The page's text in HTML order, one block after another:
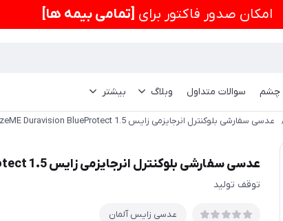
امكان صدور فاکتور برای [تمامی بیمه ها]
چشم سوالات متداول وبلاگ بیشتر
عدسی سفارشی بلوکنترل انرجایزمی زایس 1.5 Ziess EnergizeME Duravision BlueProtect
عدسی سفارشی بلوکنترل انرجایزمی زایس 1.5 Ziess EnergizeME Duravision BlueProtect
توقف تولید
عدسی زایس آلمان